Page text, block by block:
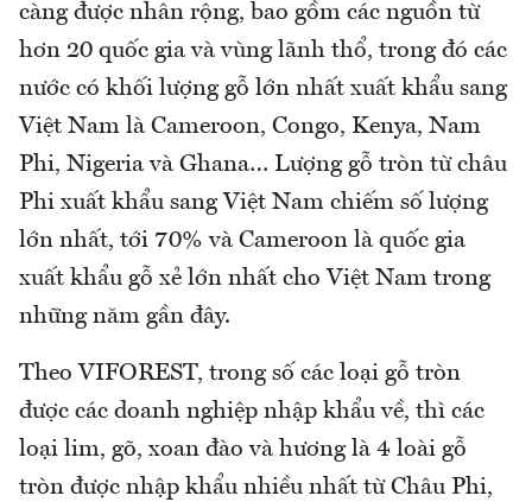
càng được nhân rộng, bao gồm các nguồn từ
hơn 20 quốc gia và vùng lãnh thổ, trong đó các
nước có khối lượng gỗ lớn nhất xuất khẩu sang
Việt Nam là Cameroon, Congo, Kenya, Nam
Phi, Nigeria và Ghana… Lượng gỗ tròn từ châu
Phi xuất khẩu sang Việt Nam chiếm số lượng
lớn nhất, tới 70% và Cameroon là quốc gia
xuất khẩu gỗ xẻ lớn nhất cho Việt Nam trong
những năm gần đây.
Theo VIFOREST, trong số các loại gỗ tròn
được các doanh nghiệp nhập khẩu về, thì các
loại lim, gõ, xoan đào và hương là 4 loài gỗ
tròn được nhập khẩu nhiều nhất từ Châu Phi,